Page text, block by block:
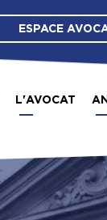
ESPACE
L'AVOCAT